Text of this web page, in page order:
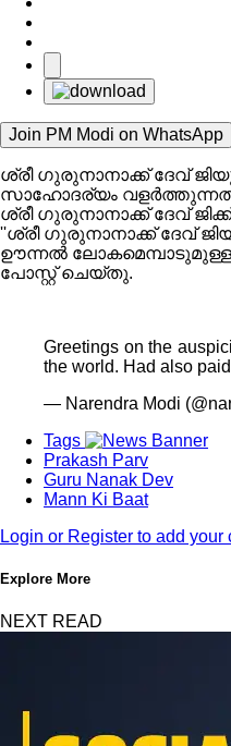
Join PM Modi on WhatsApp
ശ്രീ ഗുരുനാനാക്ക് ദേവ്
സാഹോദര്യം
ശ്രീ ഗുരുനാനാക്ക് ദേവ്
''ശ്രീ ഗുരുനാനാക്ക് ദേവ്
ഊന്നല്‍ ലോകമെമ്പാടുമുള്ള
പോസ്റ്റ് ചെയ്തു.
Greetings on the
the world. Had also
— Narendra Modi
Tags
Prakash Parv
Guru Nanak Dev
Mann Ki Baat
Login or Register to add your
Explore More
NEXT READ